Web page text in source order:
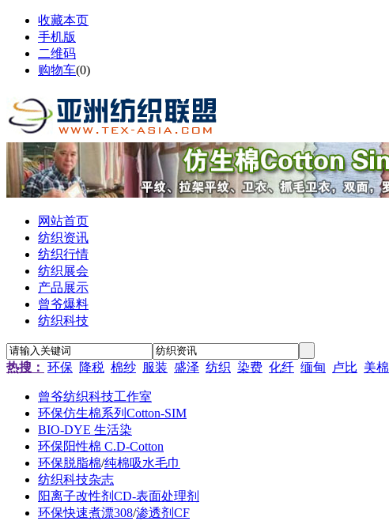
收藏本页
手机版
二维码
购物车(0)
网站首页
纺织资讯
纺织行情
纺织展会
产品展示
曾爷爆料
纺织科技
热搜： 环保 降税 棉纱 服装 盛泽 纺织 染费 化纤 缅甸 卢比 美棉
曾爷纺织科技工作室
环保仿生棉系列Cotton-SIM
BIO-DYE 生活染
环保阳性棉 C.D-Cotton
环保脱脂棉/纯棉吸水毛巾
纺织科技杂志
阳离子改性剂CD-表面处理剂
环保快速煮漂308/渗透剂CF